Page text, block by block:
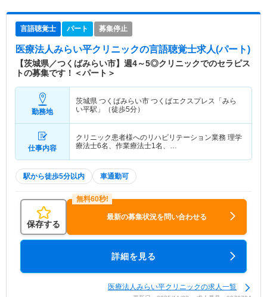
言語聴覚士 パート 募集停止
医療法人みらい平クリニックの言語聴覚士求人(パート)
【茨城県／つくばみらい市】週4～5◎クリニックでのセラピス
トの募集です！＜パート＞
勤務地
茨城県 つくばみらい市 つくばエクスプレス「みら
い平駅」（徒歩5分）
仕事内容
クリニック患者様へのリハビリテーション業務 理学
療法士6名、作業療法士1名、…
駅から徒歩5分以内 車通勤可
保存する
最新の募集状況を問い合わせる
詳細を見る
医療法人みらい平クリニックの求人一覧